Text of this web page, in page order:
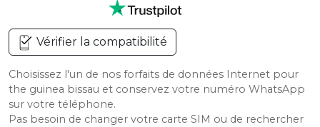
Vérifier la compatibilité
Choisissez l'un de nos forfaits de données Internet pour
the guinea bissau et conservez votre numéro WhatsApp
sur votre téléphone.
Pas besoin de changer votre carte SIM ou de rechercher